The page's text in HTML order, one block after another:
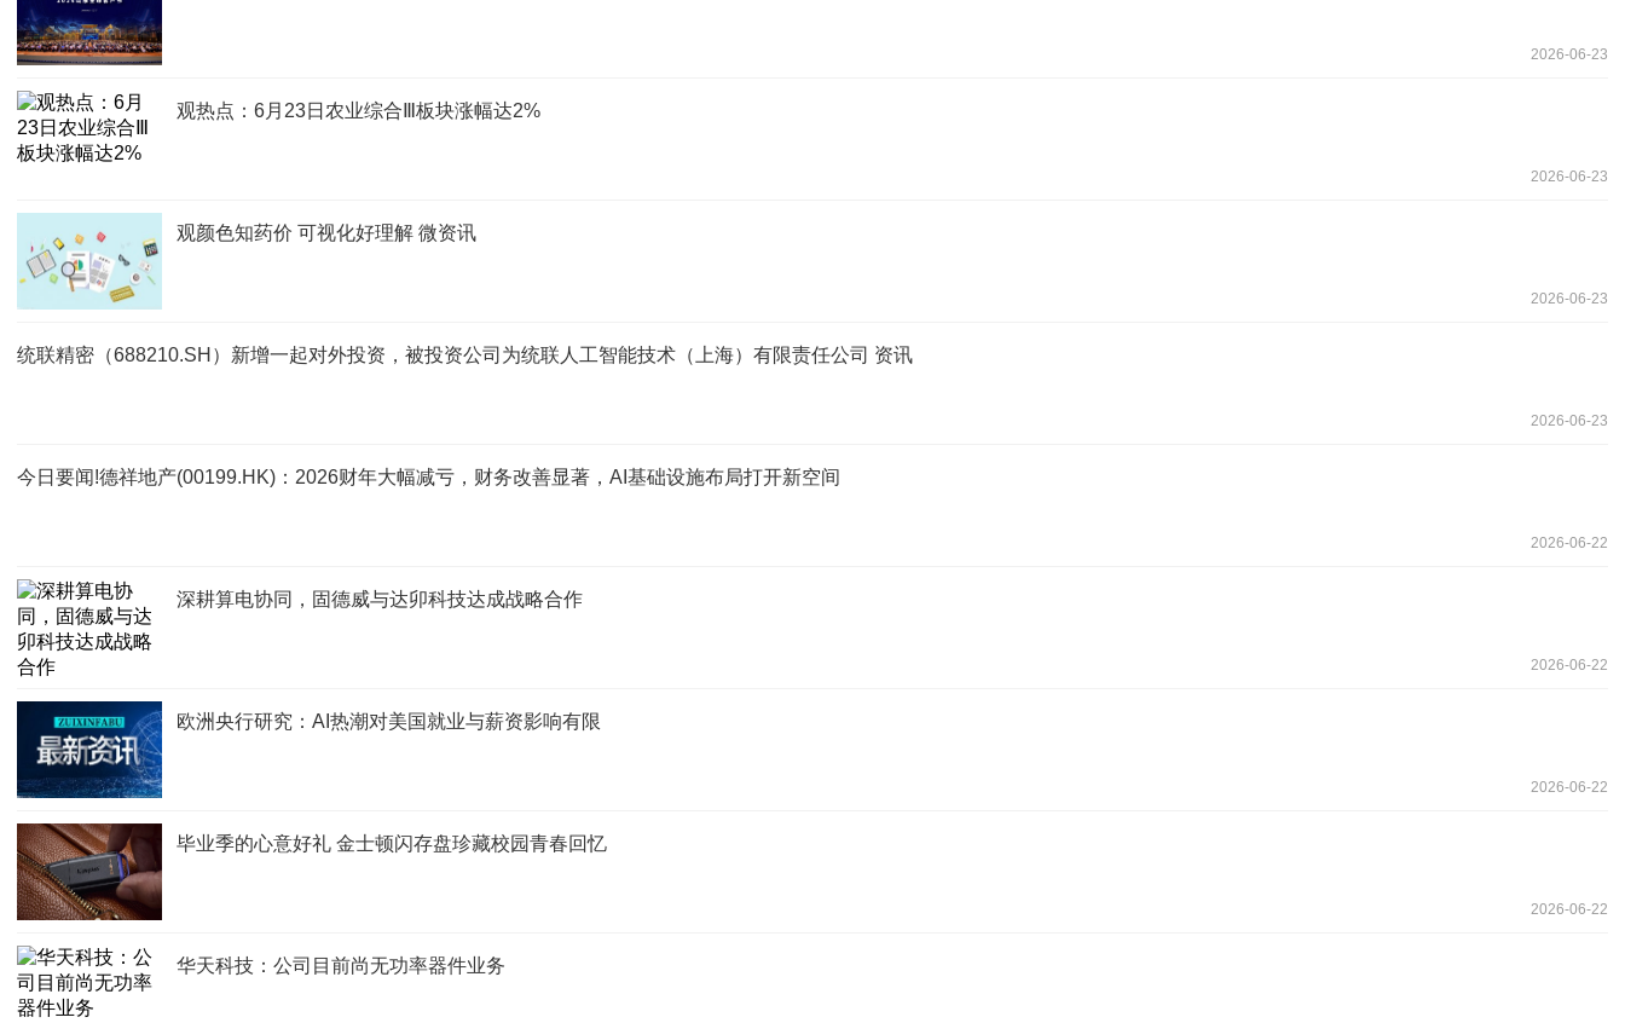
2026-06-23
观热点：6月23日农业综合Ⅲ板块涨幅达2%
2026-06-23
观颜色知药价 可视化好理解 微资讯
2026-06-23
统联精密（688210.SH）新增一起对外投资，被投资公司为统联人工智能技术（上海）有限责任公司 资讯
2026-06-23
今日要闻!德祥地产(00199.HK)：2026财年大幅减亏，财务改善显著，AI基础设施布局打开新空间
2026-06-22
深耕算电协同，固德威与达卯科技达成战略合作
2026-06-22
欧洲央行研究：AI热潮对美国就业与薪资影响有限
2026-06-22
毕业季的心意好礼 金士顿闪存盘珍藏校园青春回忆
2026-06-22
华天科技：公司目前尚无功率器件业务